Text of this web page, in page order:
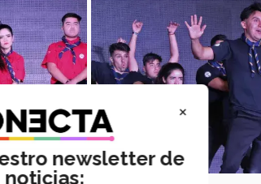
×
newsletter de
noticias: